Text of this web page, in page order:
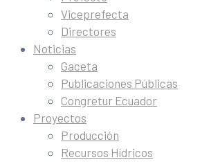
Viceprefecta
Directores
Noticias
Gaceta
Publicaciones Públicas
Congretur Ecuador
Proyectos
Producción
Recursos Hídricos